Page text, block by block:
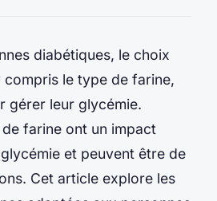
diabétiques, le choix
compris le type de farine,
gérer leur glycémie.
farine ont un impact
et peuvent être de
Cet article explore les